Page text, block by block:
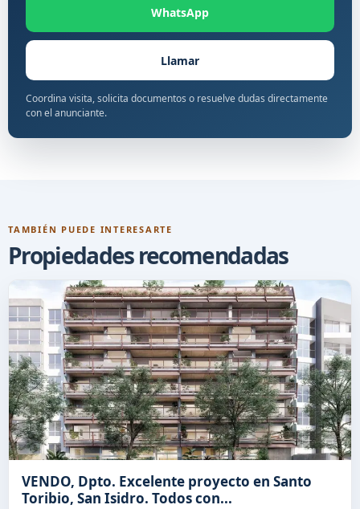
WhatsApp
Llamar
Coordina visita, solicita documentos o resuelve dudas directamente
con el anunciante.
TAMBIÉN PUEDE INTERESARTE
Propiedades recomendadas
VENDO, Dpto. Excelente proyecto en Santo
Toribio, San Isidro. Todos con...